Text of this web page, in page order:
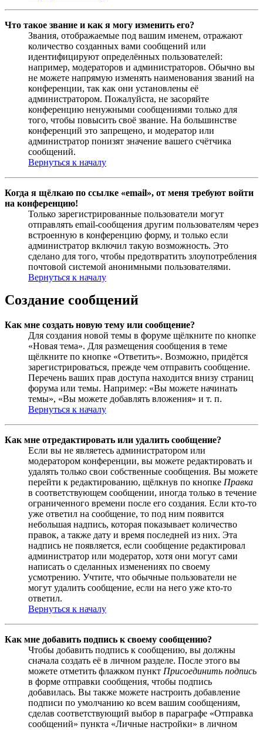
Что такое звание и как я могу изменить его?
Звания, отображаемые под вашим именем, отражают
количество созданных вами сообщений или
идентифицируют определённых пользователей:
например, модераторов и администраторов. Обычно вы
не можете напрямую изменять наименования званий на
конференции, так как они установлены её
администратором. Пожалуйста, не засоряйте
конференцию ненужными сообщениями только для
того, чтобы повысить своё звание. На большинстве
конференций это запрещено, и модератор или
администратор понизят значение вашего счётчика
сообщений.
Вернуться к началу
Когда я щёлкаю по ссылке «email», от меня требуют войти
на конференцию!
Только зарегистрированные пользователи могут
отправлять email-сообщения другим пользователям через
встроенную в конференцию форму, и только если
администратор включил такую возможность. Это
сделано для того, чтобы предотвратить злоупотребления
почтовой системой анонимными пользователями.
Вернуться к началу
Создание сообщений
Как мне создать новую тему или сообщение?
Для создания новой темы в форуме щёлкните по кнопке
«Новая тема». Для размещения сообщения в теме
щёлкните по кнопке «Ответить». Возможно, придётся
зарегистрироваться, прежде чем отправить сообщение.
Перечень ваших прав доступа находится внизу страниц
форума или темы. Например: «Вы можете начинать
темы», «Вы можете добавлять вложения» и т. п.
Вернуться к началу
Как мне отредактировать или удалить сообщение?
Если вы не являетесь администратором или
модератором конференции, вы можете редактировать и
удалять только свои собственные сообщения. Вы можете
перейти к редактированию, щёлкнув по кнопке Правка
в соответствующем сообщении, иногда только в течение
ограниченного времени после его создания. Если кто-то
уже ответил на сообщение, то под ним появится
небольшая надпись, которая показывает количество
правок, а также дату и время последней из них. Эта
надпись не появляется, если сообщение редактировал
администратор или модератор, хотя они могут сами
написать о сделанных изменениях по своему
усмотрению. Учтите, что обычные пользователи не
могут удалить сообщение, если на него уже кто-то
ответил.
Вернуться к началу
Как мне добавить подпись к своему сообщению?
Чтобы добавить подпись к сообщению, вы должны
сначала создать её в личном разделе. После этого вы
можете отметить флажком пункт Присоединить подпись
в форме отправки сообщения, чтобы подпись
добавилась. Вы также можете настроить добавление
подписи по умолчанию ко всем вашим сообщениям,
сделав соответствующий выбор в параграфе «Отправка
сообщений» пункта «Личные настройки» в личном